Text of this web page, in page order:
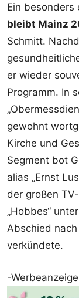
Ein besonders
bleibt Mainz
Schmitt.
er wieder
Programm. In
gewohnt
Kirche und
Segment bot
alias „Ernst
der großen
„Hobbes“
Abschied
verkündete.
-